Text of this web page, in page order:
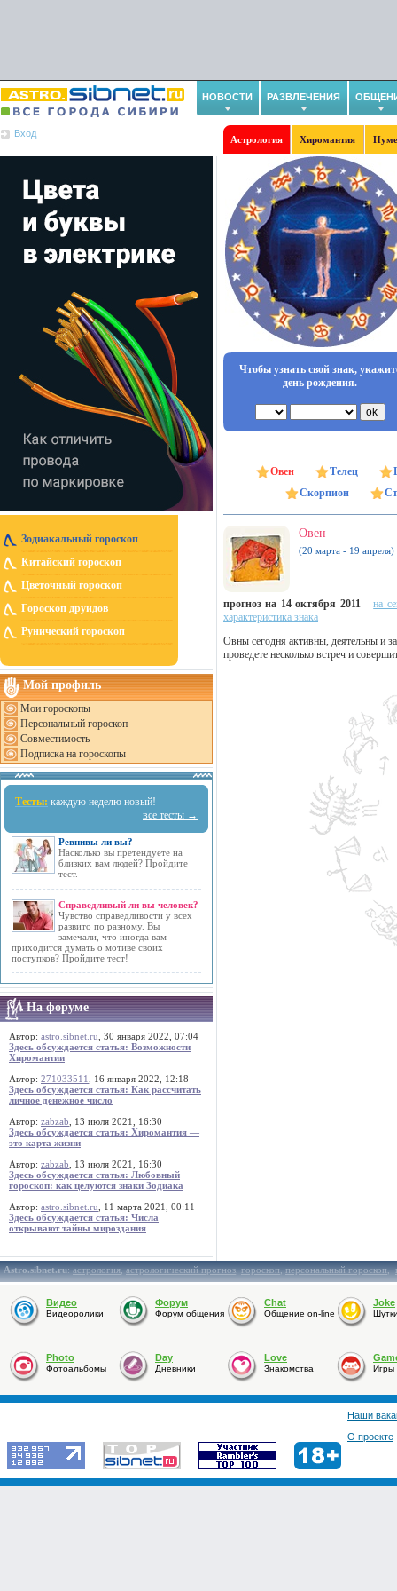
НОВОСТИ РАЗВЛЕЧЕНИЯ
Вход
Астрология Хиромантия
Зодиакальный гороскоп
Китайский гороскоп
Цветочный гороскоп
Гороскоп друидов
Рунический гороскоп
Мой профиль
Мои гороскопы
Персональный гороскоп
Совместимость
Подписка на гороскопы
Тесты: каждую неделю новый!
все тесты →
Ревнивы ли вы?
Насколько вы претендуете на
близких вам людей? Пройдите
тест.
Справедливый ли вы человек?
Чувство справедливости у всех
развито по разному. Вы
замечали, что иногда вам
приходится думать о мотиве своих
поступков? Пройдите тест!
На форуме
Автор: astro.sibnet.ru , 30 января 2022, 07:04
Здесь обсуждается статья: Возможности
Хиромантии
Автор: 271033511
, 16 января 2022, 12:18
Здесь обсуждается статья: Как рассчитать
личное денежное число
Автор: zabzab , 13 июля 2021, 16:30
Здесь обсуждается статья: Хиромантия —
это карта жизни
Автор: zabzab , 13 июля 2021, 16:30
Здесь обсуждается статья: Любовный
гороскоп: как целуются знаки Зодиака
Автор: astro.sibnet.ru , 11 марта 2021, 00:11
Здесь обсуждается статья: Числа
открывают тайны мироздания
Чтобы узнать свой знак,
день рождения.
Овен Телец
Скорпион
Овен
(20 марта - 19 апреля)
прогноз на 14 октября 2011
на
характеристика знака
Овны сегодня активны, деятельны и
проведете несколько встреч и
Astro.sibnet.ru:астрология,астрологический прогноз,гороскоп,персональный гороскоп,
Видео
Видеоролики
Форум
Форум общения
Chat
Общение on-line
Joke
Photo
Фотоальбомы
Day
Дневники
Love
Знакомства Игры
Наши
О проекте